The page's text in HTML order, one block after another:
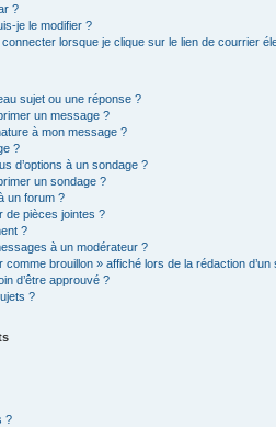
?
je le modifier ?
lorsque je clique sur le lien de courrier
sujet ou une réponse ?
un message ?
à mon message ?
?
d’options à un sondage ?
un sondage ?
un forum ?
de pièces jointes ?
?
à un modérateur ?
brouillon » affiché lors de la rédaction d’un
d’être approuvé ?
?
?